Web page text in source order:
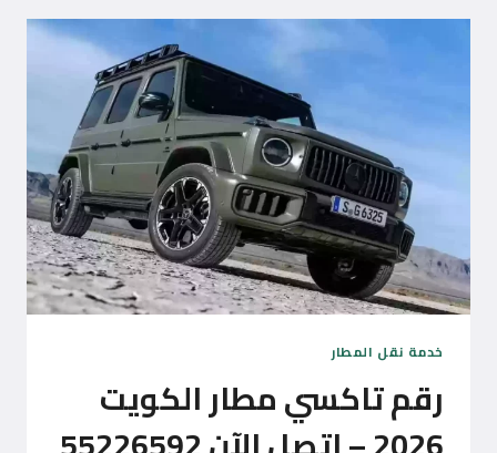
24
55226592
خدمة نقل المطار
رقم تاكسي مطار الكويت